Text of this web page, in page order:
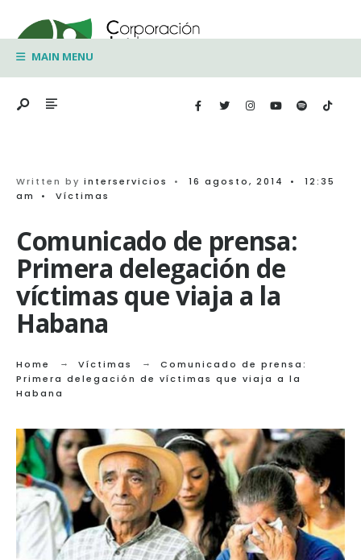
to
contentMAIN MENU
Written by interservicios • 16 agosto, 2014 •
12:35
am
• Víctimas
Comunicado de prensa:
Primera delegación de
víctimas que viaja a la
Habana
Home Víctimas
Comunicado de prensa:
Primera delegación de víctimas que viaja a la
Habana
for: